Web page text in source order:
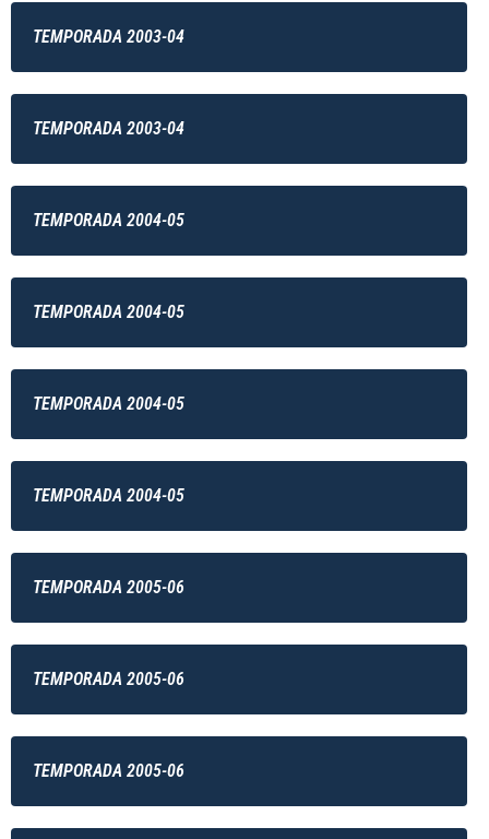
TEMPORADA 2003-04
TEMPORADA 2003-04
TEMPORADA 2004-05
TEMPORADA 2004-05
TEMPORADA 2004-05
TEMPORADA 2004-05
TEMPORADA 2005-06
TEMPORADA 2005-06
TEMPORADA 2005-06